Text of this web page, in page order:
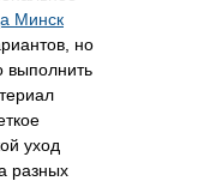
Минск
но
выполнить
уход
разных